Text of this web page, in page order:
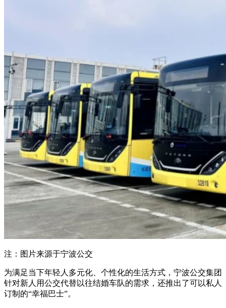
注：图片来源于宁波公交
为满足当下年轻人多元化、个性化的生活方式，宁波公交集团
针对新人用公交代替以往结婚车队的需求，还推出了可以私人
订制的“幸福巴士”。